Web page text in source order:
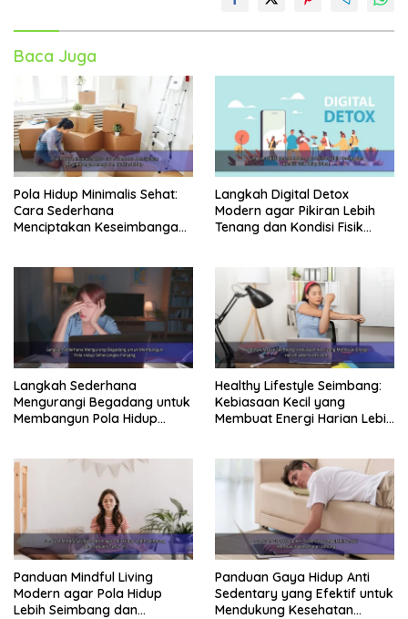
Baca Juga
Pola Hidup Minimalis Sehat:
Cara Sederhana
Menciptakan Keseimbangan
Langkah Digital Detox
Modern agar Pikiran Lebih
Tenang dan Kondisi Fisik
Langkah Sederhana
Mengurangi Begadang untuk
Membangun Pola Hidup
Healthy Lifestyle Seimbang:
Kebiasaan Kecil yang
Membuat Energi Harian Lebih
Panduan Mindful Living
Modern agar Pola Hidup
Lebih Seimbang dan
Panduan Gaya Hidup Anti
Sedentary yang Efektif untuk
Mendukung Kesehatan